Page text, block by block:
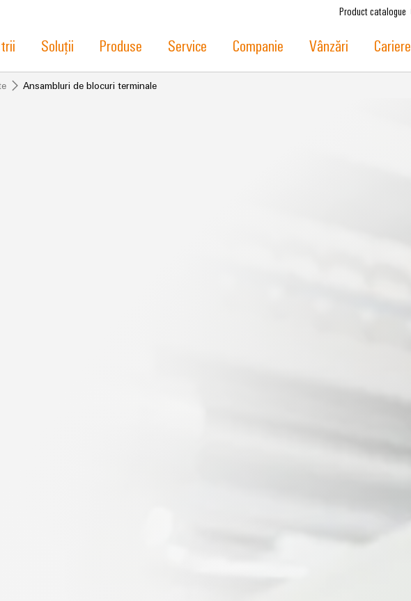
Product catalogue
Soluții Produse Service Companie Vânzări Cariere
Ansambluri de blocuri terminale